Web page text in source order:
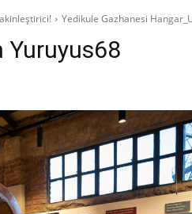
Yedikule Gazhanesi
Yuruyus68